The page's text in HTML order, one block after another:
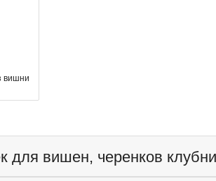
вишни
для вишен, черенков